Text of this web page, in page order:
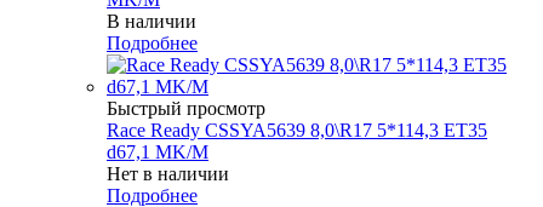
В наличии
Подробнее
Быстрый просмотр
Race Ready CSSYA5639 8,0\R17 5*114,3 ET35
d67,1 MK/M
Нет в наличии
Подробнее